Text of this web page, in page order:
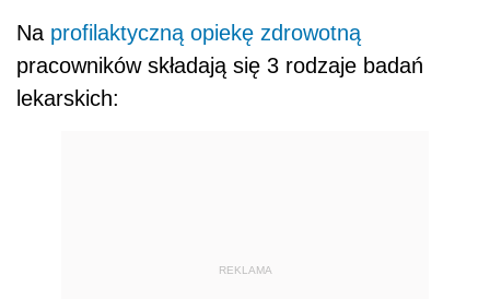
Na profilaktyczną opiekę zdrowotną
pracowników składają się 3 rodzaje badań
lekarskich:
REKLAMA